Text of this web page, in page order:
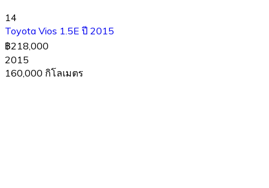
14
Toyota Vios 1.5E ปี 2015
฿218,000
2015
160,000 กิโลเมตร